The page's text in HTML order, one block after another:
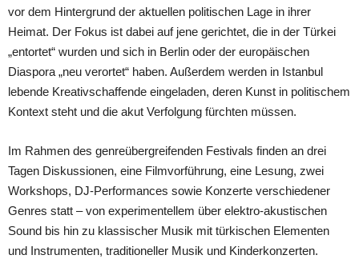
vor dem Hintergrund der aktuellen politischen Lage in ihrer
Heimat. Der Fokus ist dabei auf jene gerichtet, die in der Türkei
„entortet“ wurden und sich in Berlin oder der europäischen
Diaspora „neu verortet“ haben. Außerdem werden in Istanbul
lebende Kreativschaffende eingeladen, deren Kunst in politischem
Kontext steht und die akut Verfolgung fürchten müssen.
Im Rahmen des genreübergreifenden Festivals finden an drei
Tagen Diskussionen, eine Filmvorführung, eine Lesung, zwei
Workshops, DJ-Performances sowie Konzerte verschiedener
Genres statt – von experimentellem über elektro-akustischen
Sound bis hin zu klassischer Musik mit türkischen Elementen
und Instrumenten, traditioneller Musik und Kinderkonzerten.